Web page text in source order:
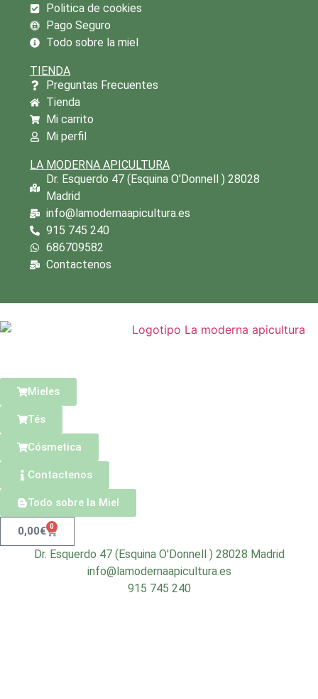
Politica de cookies
Pago Seguro
Todo sobre la miel
TIENDA
Preguntas Frecuentes
Tienda
Mi carrito
Mi perfil
LA MODERNA APICULTURA
Dr. Esquerdo 47 (Esquina O'Donnell ) 28028
Madrid
info@lamodernaapicultura.es
915 745 240
686709582
Contactenos
Mieles
Tés
Cósmetica
Contactenos
Todo sobre la Miel
0,00€ 0
Dr. Esquerdo 47 (Esquina O'Donnell ) 28028 Madrid
info@lamodernaapicultura.es
915 745 240